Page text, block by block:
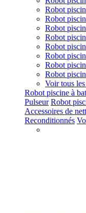
Robot
Robot
Robot
Robot
Robot
Robot
Robot
Robot
Voir tous
Robot piscine à
Pulseur Robot
Accessoires de
Reconditionnés